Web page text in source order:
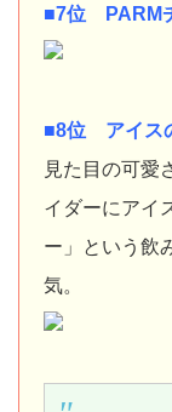
■7位 PARM
■8位 アイス
見た目の可愛
イダーにアイ
ー」という飲
気。